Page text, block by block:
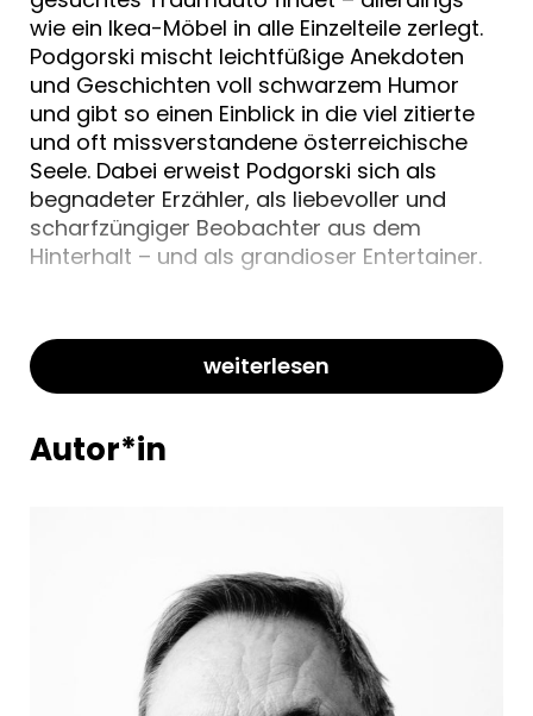
wie ein Ikea-Möbel in alle Einzelteile zerlegt.
Podgorski mischt leichtfüßige Anekdoten
und Geschichten voll schwarzem Humor
und gibt so einen Einblick in die viel zitierte
und oft missverstandene österreichische
Seele. Dabei erweist Podgorski sich als
begnadeter Erzähler, als liebevoller und
scharfzüngiger Beobachter aus dem
Hinterhalt – und als grandioser Entertainer.
weiterlesen
Autor*in